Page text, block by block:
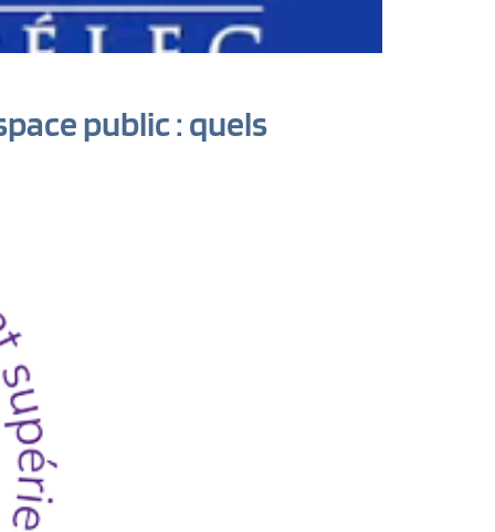
public : quels